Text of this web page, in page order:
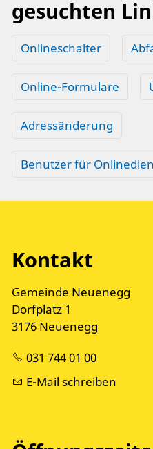
gesuchten
Onlineschalter
Online-Formulare
Adressänderung
Benutzer für
Kontakt
Gemeinde Neuenegg
Dorfplatz 1
3176 Neuenegg
031 744 01 00
E-Mail schreiben